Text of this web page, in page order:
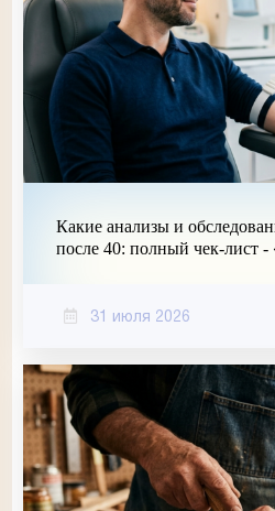
Какие анализы и
после 40: полный чек-лист
31 июля 2026